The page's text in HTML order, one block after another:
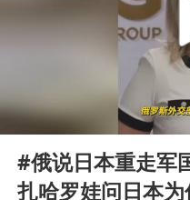
Play
00:00
#俄说日本重走军
扎哈罗娃问日本